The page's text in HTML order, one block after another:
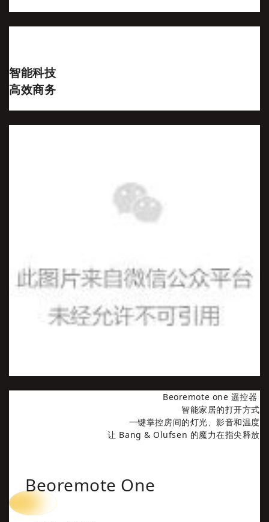
智能科技
高效商务
Beoremote one 遥控器
智能家居的打开方式
一键掌控房间的灯光、影音和温度
让 Bang & Olufsen 的魔力在指尖释放
Beoremote One